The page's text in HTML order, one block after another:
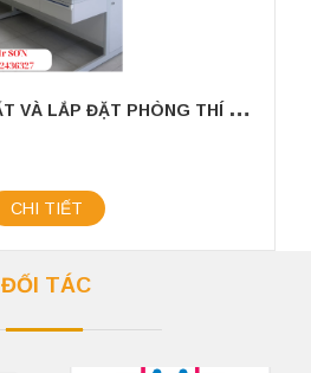
T
HIẾT KẾ, SẢN XUẤT VÀ LẮP ĐẶT PHÒNG THÍ NGHIỆM TRONG CHĂN NUÔI
CHI TIẾT
ĐỐI TÁC